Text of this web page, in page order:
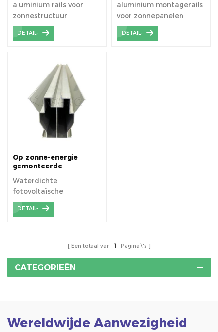
aluminium rails voor
zonnestructuur
DETAIL-
aluminium montagerails
voor zonnepanelen
DETAIL-
Op zonne-energie
gemonteerde
geleiderail
Waterdichte
fotovoltaïsche
beugeloplossing op
zonne-energie door W-
DETAIL-
Een totaal van 1 Pagina\'s
CATEGORIEËN
Wereldwijde Aanwezigheid